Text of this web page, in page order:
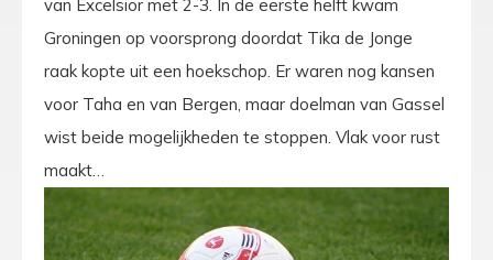
van Excelsior met 2-3. In de eerste helft kwam
Groningen op voorsprong doordat Tika de Jonge
raak kopte uit een hoekschop. Er waren nog kansen
voor Taha en van Bergen, maar doelman van Gassel
wist beide mogelijkheden te stoppen. Vlak voor rust
maakt…